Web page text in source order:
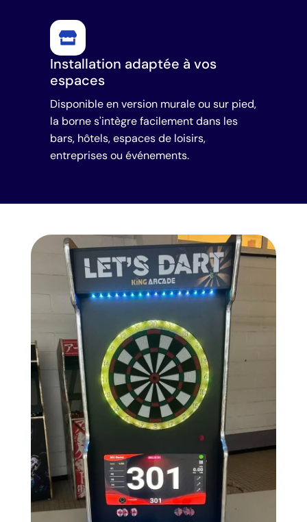
Installation adaptée à vos
espaces
Disponible en version murale ou sur pied,
la borne s'intègre facilement dans les
bars, hôtels, espaces de loisirs,
entreprises ou événements.